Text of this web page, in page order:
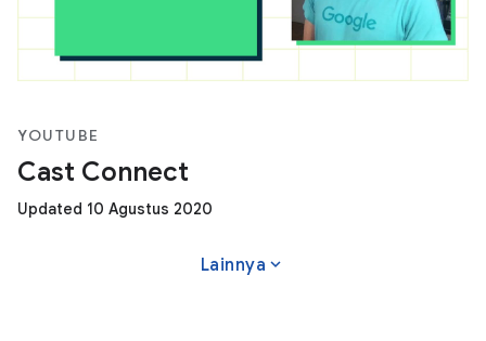
YOUTUBE
Cast Connect
Updated 10 Agustus 2020
Lainnya expand_more